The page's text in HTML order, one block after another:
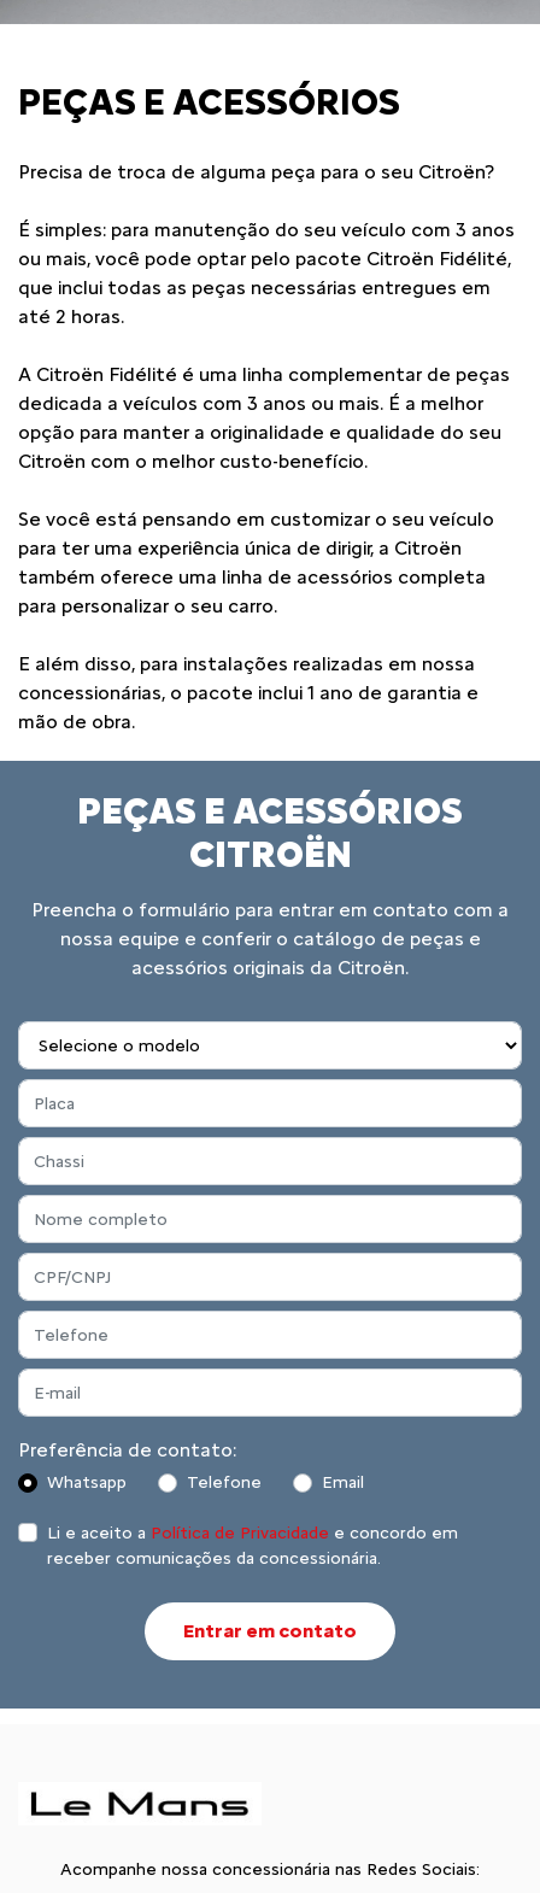
PEÇAS E ACESSÓRIOS
Precisa de troca de alguma peça para o seu Citroën?
É simples: para manutenção do seu veículo com 3 anos
ou mais, você pode optar pelo pacote Citroën Fidélité,
que inclui todas as peças necessárias entregues em
até 2 horas.
A Citroën Fidélité é uma linha complementar de peças
dedicada a veículos com 3 anos ou mais. É a melhor
opção para manter a originalidade e qualidade do seu
Citroën com o melhor custo-benefício.
Se você está pensando em customizar o seu veículo
para ter uma experiência única de dirigir, a Citroën
também oferece uma linha de acessórios completa
para personalizar o seu carro.
E além disso, para instalações realizadas em nossa
concessionárias, o pacote inclui 1 ano de garantia e
mão de obra.
PEÇAS E ACESSÓRIOS
CITROËN
Preencha o formulário para entrar em contato com a
nossa equipe e conferir o catálogo de peças e
acessórios originais da Citroën.
Preferência de contato:
Whatsapp Telefone Email
Li e aceito a Política de Privacidade e concordo em
receber comunicações da concessionária.
Entrar em contato
Acompanhe nossa concessionária nas Redes Sociais: